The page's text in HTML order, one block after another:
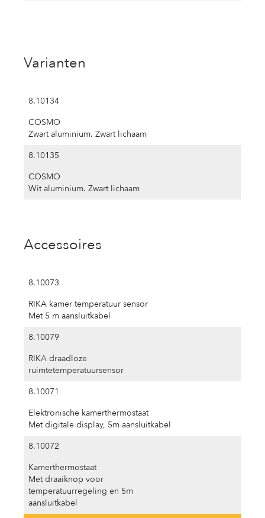
Varianten
8.10134
COSMO
Zwart aluminium. Zwart lichaam
8.10135
COSMO
Wit aluminium. Zwart lichaam
Accessoires
8.10073
RIKA kamer temperatuur sensor
Met 5 m aansluitkabel
8.10079
RIKA draadloze
ruimtetemperatuursensor
8.10071
Elektronische kamerthermostaat
Met digitale display, 5m aansluitkabel
8.10072
Kamerthermostaat
Met draaiknop voor
temperatuurregeling en 5m
aansluitkabel